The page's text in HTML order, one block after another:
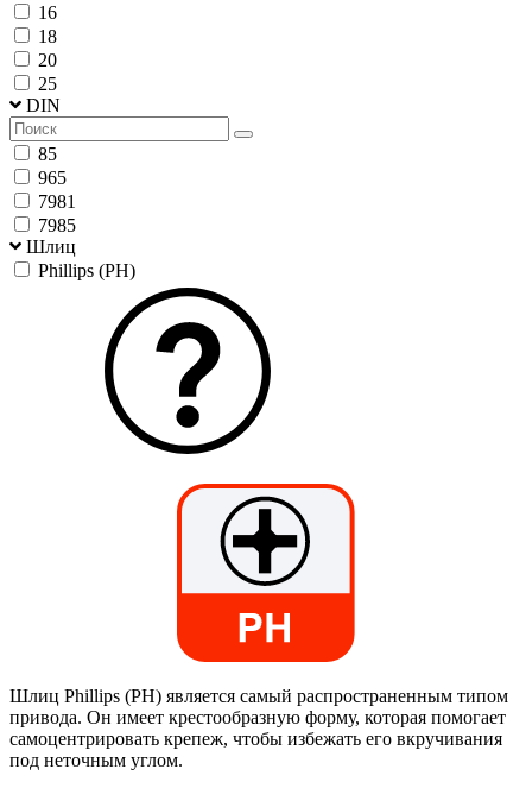
16
18
20
25
DIN
85
965
7981
7985
Шлиц
Phillips (PH)
Шлиц Phillips (PH) является самый распространенным типом
привода. Он имеет крестообразную форму, которая помогает
самоцентрировать крепеж, чтобы избежать его вкручивания
под неточным углом.